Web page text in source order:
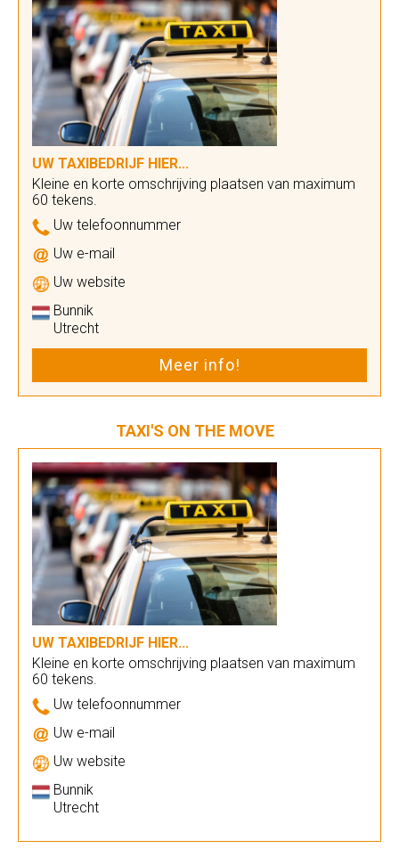
UW TAXIBEDRIJF HIER...
Kleine en korte omschrijving plaatsen van maximum
60 tekens.
Uw telefoonnummer
Uw e-mail
Uw website
Bunnik
Utrecht
Meer info!
TAXI'S ON THE MOVE
UW TAXIBEDRIJF HIER...
Kleine en korte omschrijving plaatsen van maximum
60 tekens.
Uw telefoonnummer
Uw e-mail
Uw website
Bunnik
Utrecht